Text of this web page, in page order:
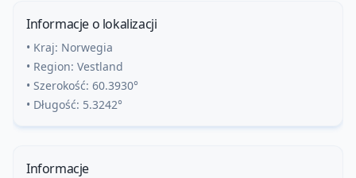
Informacje o lokalizacji
• Kraj: Norwegia
• Region: Vestland
• Szerokość: 60.3930°
• Długość: 5.3242°
Informacje